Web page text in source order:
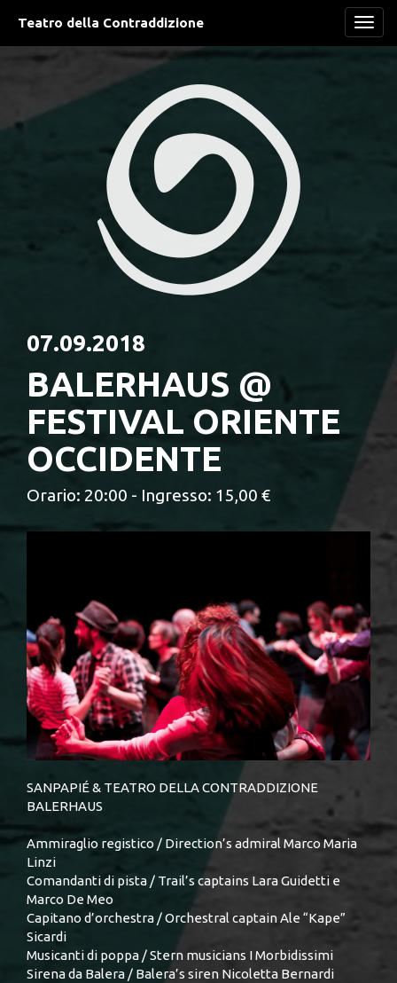
Teatro della Contraddizione
07.09.2018
BALERHAUS @
FESTIVAL ORIENTE
OCCIDENTE
Orario: 20:00 - Ingresso: 15,00 €
SANPAPIÉ & TEATRO DELLA CONTRADDIZIONE
BALERHAUS
Ammiraglio registico / Direction’s admiral Marco Maria
Linzi
Comandanti di pista / Trail’s captains Lara Guidetti e
Marco De Meo
Capitano d’orchestra / Orchestral captain Ale “Kape”
Sicardi
Musicanti di poppa / Stern musicians I Morbidissimi
Sirena da Balera / Balera’s siren Nicoletta Bernardi